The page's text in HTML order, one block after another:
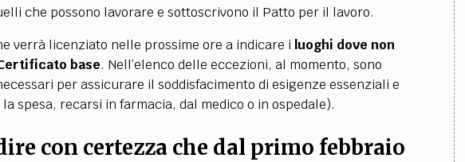
che possono lavorare e sottoscrivono il Patto per il lavoro.
verrà licenziato nelle prossime ore a indicare i luoghi dove non
base. Nell’elenco delle eccezioni, al momento, sono
per assicurare il soddisfacimento di esigenze essenziali e
spesa, recarsi in farmacia, dal medico o in ospedale).
con certezza che dal primo febbraio